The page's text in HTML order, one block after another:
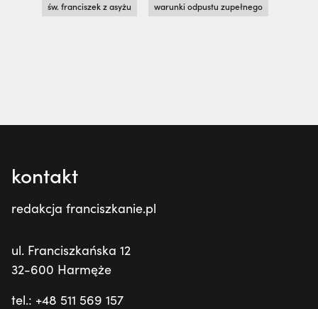
św. franciszek z asyżu warunki odpustu zupełnego
kontakt
redakcja franciszkanie.pl
ul. Franciszkańska 12
32-600 Harmęże
tel.: +48 511 569 157